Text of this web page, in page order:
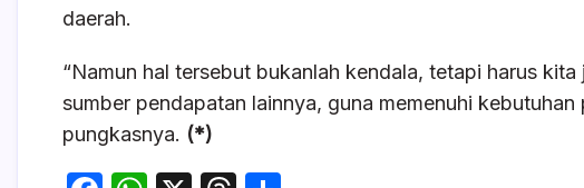
daerah.
“Namun hal tersebut bukanlah kendala, tetapi harus
sumber pendapatan lainnya, guna memenuhi
pungkasnya. (*)